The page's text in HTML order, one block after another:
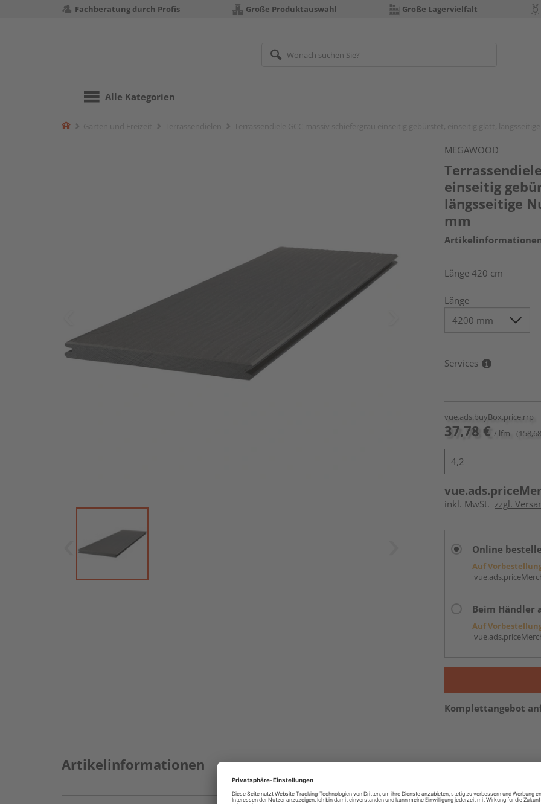
Fachberatung durch Profis Große Produktauswahl Große Lagervielfalt
Alle Kategorien
Home
MEGAWOOD
einseitig
längsseitige
mm
Länge 420 cm
Länge
Services
vue.ads.buyBox.price.rrp
37,78 € / lfm
inkl. MwSt. zzgl.
Online
Auf
Beim Händler
Auf
Komplettangebot
Artikelinformationen